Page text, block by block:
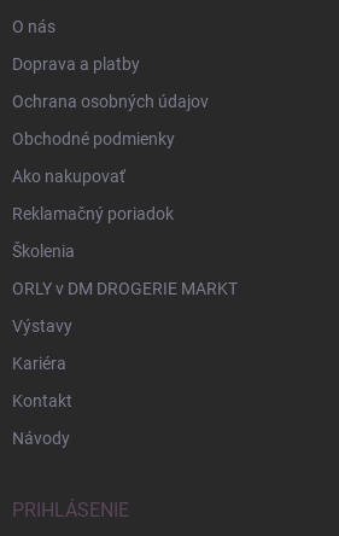
O nás
Doprava a platby
Ochrana osobných údajov
Obchodné podmienky
Ako nakupovať
Reklamačný poriadok
Školenia
ORLY v DM DROGERIE MARKT
Výstavy
Kariéra
Kontakt
Návody
PRIHLÁSENIE